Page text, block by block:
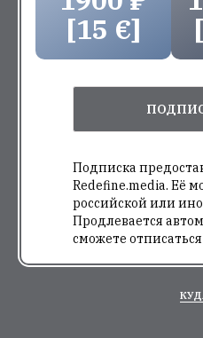
[15 €]
Подписка
Redefine.media. Её
российской или
Продлевается
сможете